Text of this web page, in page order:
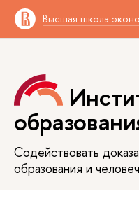
Высшая школа
Содействовать
образования и